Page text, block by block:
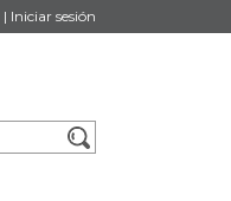
| Iniciar sesión